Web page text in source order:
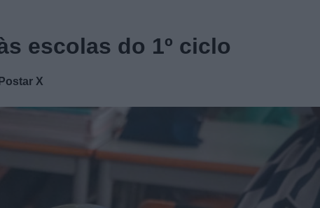
escolas do 1º ciclo
Postar X